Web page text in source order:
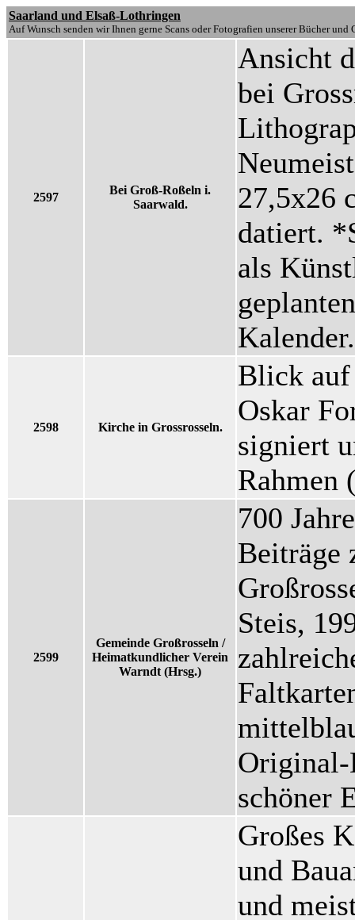
Saarland und Elsaß-Lothringen
Auf Wunsch senden wir Ihnen gerne Scans oder Fotografien unserer Bücher und
2597
Bei Groß-Roßeln i.
Saarwald.
Ansicht
bei
27,5x26
datiert.
als
Kalender.
2598 Kirche in Grossrosseln.
Blick
Oskar
signiert
Rahmen
2599
Gemeinde Großrosseln /
Heimatkundlicher Verein
Warndt (Hrsg.)
700
Beiträge
Steis,
Original-
schöner
Großes
und
und